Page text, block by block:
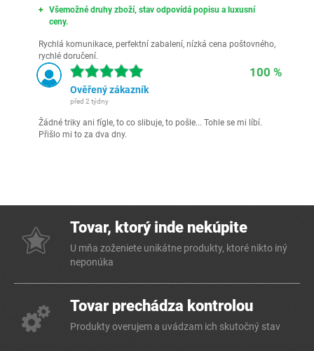
Všemožné druhy zboží, stav odpovídá popisu a luxusní
ceny.
Rychlá komunikace, perfektní zabalení, nízká cena poštovného,
rychlé doručení.
100 %
Ověřený zákazník
před 2 týdny
Žádné triky ani fígle, to co slibuje, to pošle... Tohle se mi líbí.
Přišlo mi to za dva dny.
Tovar, ktorý inde nekúpite
U mňa zoženiete unikátne produkty, ktoré nikto iný
neponúka
Tovar prechádza kontrolou
Produkty overujem a uvádzam ich skutočný stav